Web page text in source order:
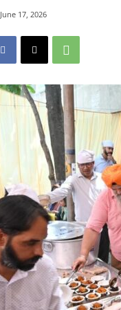
June 17, 2026